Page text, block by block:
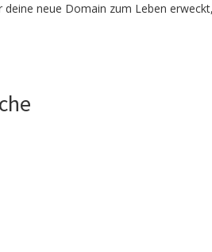
neue Domain zum Leben